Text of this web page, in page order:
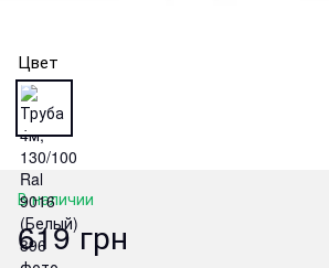
Цвет
В наличии
619 грн